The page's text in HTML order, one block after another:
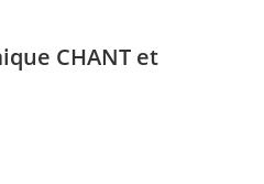
CHANT et